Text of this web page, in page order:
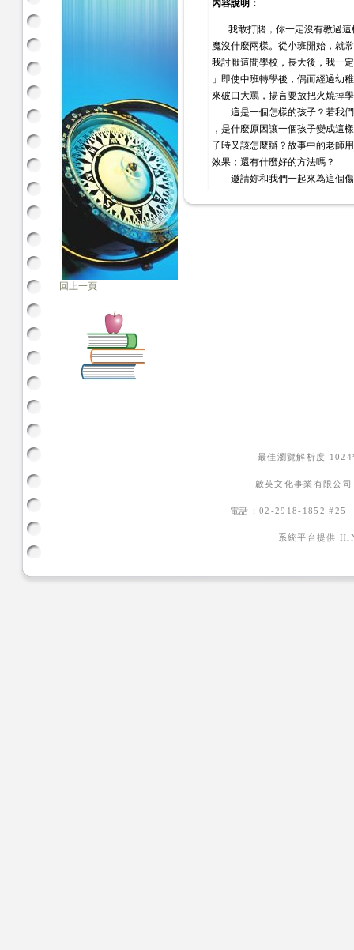
回上一頁
內容說明：
我敢打賭，你一定沒有教過這
魔沒什麼兩樣。從小班開始，就
我討厭這間學校，長大後，我一
」即使中班轉學後，偶而經過幼
來破口大罵，揚言要放把火燒掉
這是一個怎樣的孩子？若我們
，是什麼原因讓一個孩子變成這
子時又該怎麼辦？故事中的老師
效果；還有什麼好的方法嗎？
邀請妳和我們一起來為這個傷
最佳瀏覽解析度
啟英文化事業有限公
電話：02-2918-1852
系統平台提供